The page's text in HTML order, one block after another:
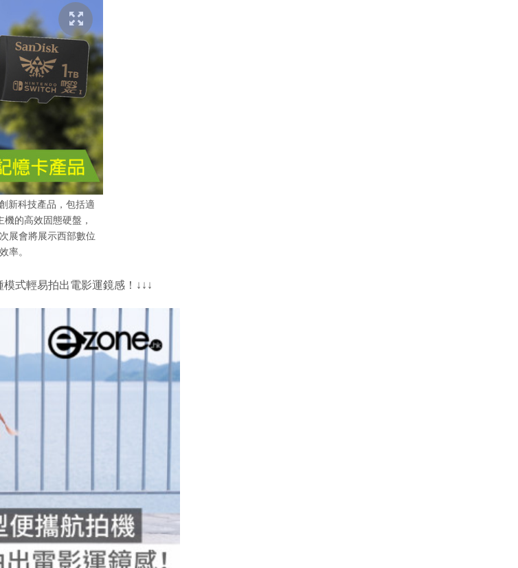
新科技產品，包括適
的高效固態硬盤，
展會將展示西部數位
率。
式輕易拍出電影運鏡感！↓↓↓